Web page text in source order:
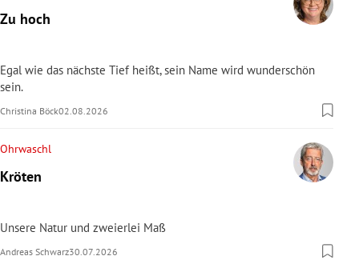
Zu hoch
Egal wie das nächste Tief heißt, sein Name wird wunderschön
sein.
Christina Böck02.08.2026
Ohrwaschl
Kröten
Unsere Natur und zweierlei Maß
Andreas Schwarz30.07.2026